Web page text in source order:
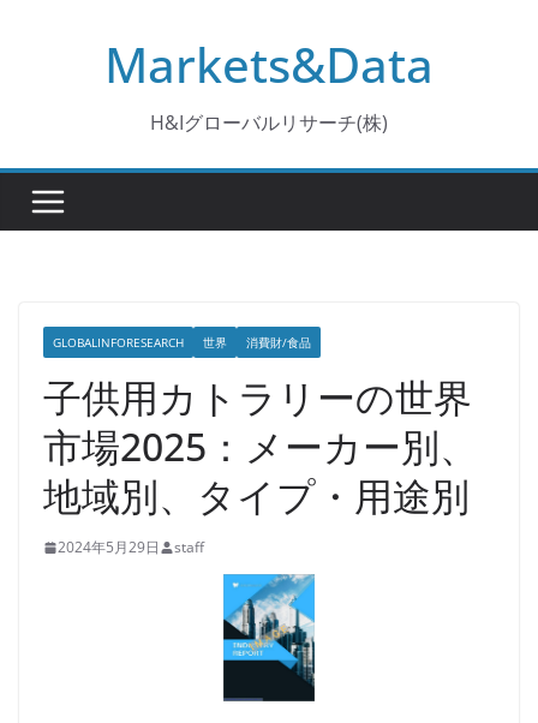
Markets&Data
H&Iグローバルリサーチ(株)
GLOBALINFORESEARCH 世界 消費財/食品
子供用カトラリーの世界
市場2025：メーカー別、
地域別、タイプ・用途別
2024年5月29日 staff